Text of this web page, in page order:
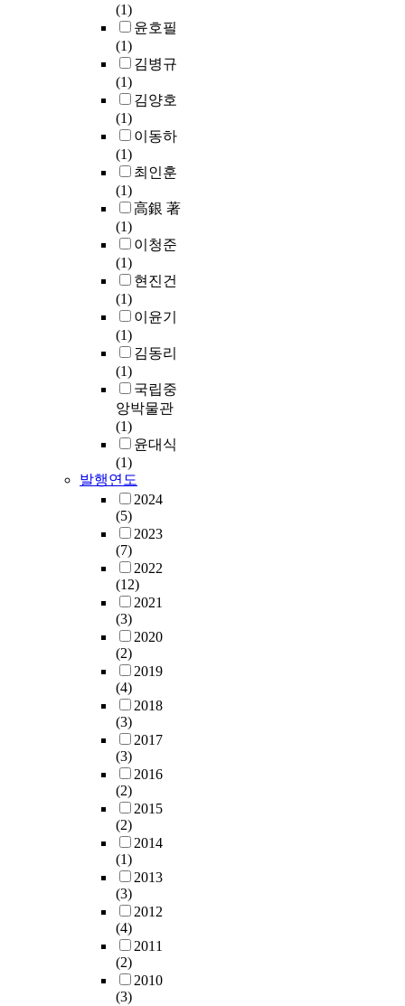
(1)
윤호필
(1)
김병규
(1)
김양호
(1)
이동하
(1)
최인훈
(1)
高銀 著
(1)
이청준
(1)
현진건
(1)
이윤기
(1)
김동리
(1)
국립중
앙박물관
(1)
윤대식
(1)
발행연도
2024
(5)
2023
(7)
2022
(12)
2021
(3)
2020
(2)
2019
(4)
2018
(3)
2017
(3)
2016
(2)
2015
(2)
2014
(1)
2013
(3)
2012
(4)
2011
(2)
2010
(3)